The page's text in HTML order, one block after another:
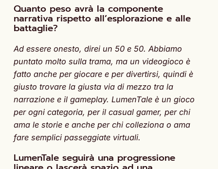
Quanto peso avrà la componente
narrativa rispetto all’esplorazione e alle
battaglie?
Ad essere onesto, direi un 50 e 50. Abbiamo
puntato molto sulla trama, ma un videogioco è
fatto anche per giocare e per divertirsi, quindi è
giusto trovare la giusta via di mezzo tra la
narrazione e il gameplay. LumenTale è un gioco
per ogni categoria, per il casual gamer, per chi
ama le storie e anche per chi colleziona o ama
fare semplici passeggiate virtuali.
LumenTale seguirà una progressione